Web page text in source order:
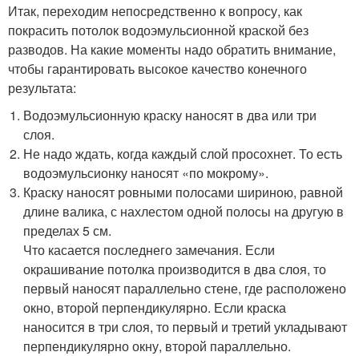
Итак, переходим непосредственно к вопросу, как
покрасить потолок водоэмульсионной краской без
разводов. На какие моменты надо обратить внимание,
чтобы гарантировать высокое качество конечного
результата:
Водоэмульсионную краску наносят в два или три
слоя.
Не надо ждать, когда каждый слой просохнет. То есть
водоэмульсионку наносят «по мокрому».
Краску наносят ровными полосами шириною, равной
длине валика, с нахлестом одной полосы на другую в
пределах 5 см.
Что касается последнего замечания. Если
окрашивание потолка производится в два слоя, то
первый наносят параллельно стене, где расположено
окно, второй перпендикулярно. Если краска
наносится в три слоя, то первый и третий укладывают
перпендикулярно окну, второй параллельно.